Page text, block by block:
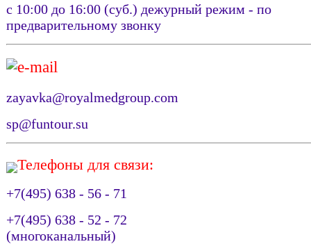
с 10:00 до 16:00 (суб.) дежурный режим - по
предварительному звонку
e-mail
zayavka@royalmedgroup.com
sp@funtour.su
Телефоны для связи:
+7(495) 638 - 56 - 71
+7(495) 638 - 52 - 72
(многоканальный)